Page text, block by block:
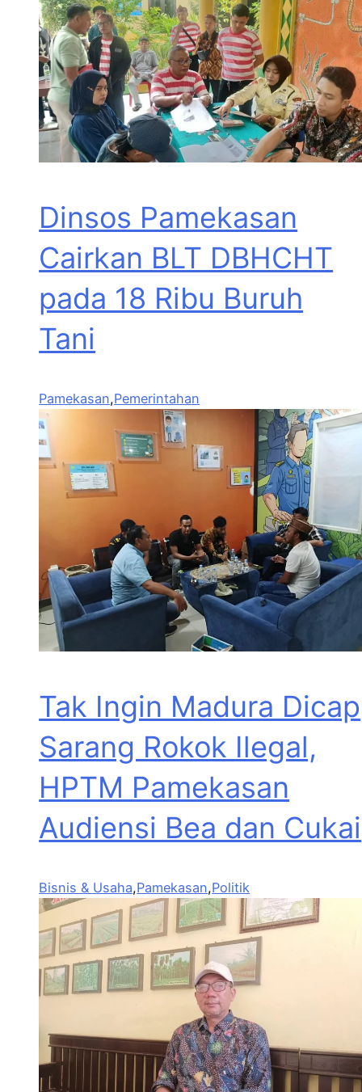
Dinsos Pamekasan
Cairkan BLT DBHCHT
pada 18 Ribu Buruh
Tani
Pamekasan,Pemerintahan
Tak Ingin Madura Dicap
Sarang Rokok Ilegal,
HPTM Pamekasan
Audiensi Bea dan Cukai
Bisnis & Usaha,Pamekasan,Politik